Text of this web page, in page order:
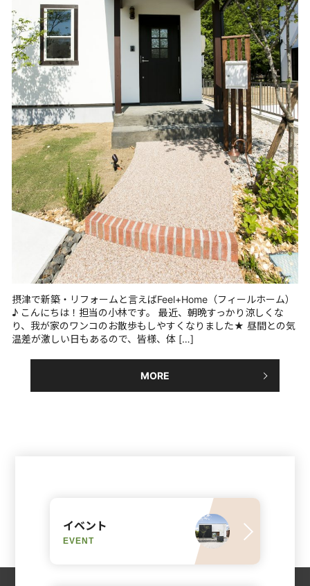
摂津で新築・リフォームと言えばFeel+Home（フィールホーム）
♪ こんにちは！担当の小林です。 最近、朝晩すっかり涼しくな
り、我が家のワンコのお散歩もしやすくなりました★ 昼間との気
温差が激しい日もあるので、皆様、体 […]
MORE
イベント
EVENT